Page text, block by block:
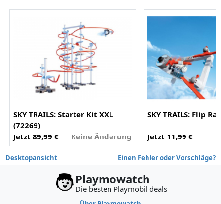
SKY TRAILS: Starter Kit XXL
(72269)
Jetzt 89,99 €
Keine Änderung
SKY TRAILS: Flip
Jetzt 11,99 €
Desktopansicht Einen Fehler oder Vorschläge?
Playmowatch
Die besten Playmobil deals